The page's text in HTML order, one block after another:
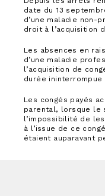
date du 13
d’une maladie non-
droit à l’acquisition
Les absences en
d’une maladie
l’acquisition de
durée ininterrompue
Les congés payés
parental, lorsque le
l’impossibilité de
à l’issue de ce
étaient auparavant